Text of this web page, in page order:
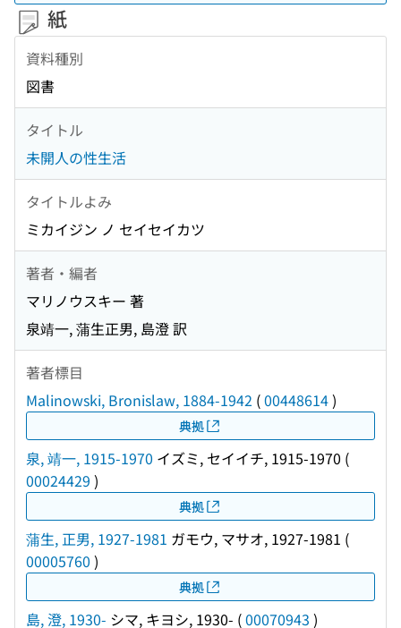
紙
資料種別
図書
タイトル
未開人の性生活
タイトルよみ
ミカイジン ノ セイセイカツ
著者・編者
マリノウスキー 著
泉靖一, 蒲生正男, 島澄 訳
著者標目
Malinowski, Bronislaw, 1884-1942 (00448614)
典拠
泉, 靖一, 1915-1970 イズミ, セイイチ, 1915-1970 (
00024429 )
典拠
蒲生, 正男, 1927-1981 ガモウ, マサオ, 1927-1981 (
00005760 )
典拠
島, 澄, 1930- シマ, キヨシ, 1930- (00070943 )